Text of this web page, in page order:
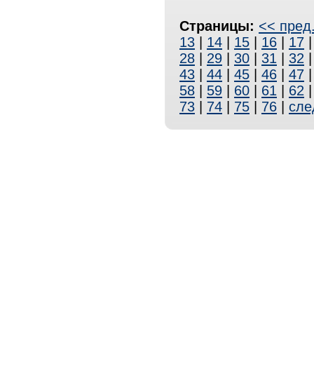
Страницы: <<
13
14 15 16 17
28
29 30 31 32
43
44 45 46 47
58
59 60 61 62
73
74 75 76